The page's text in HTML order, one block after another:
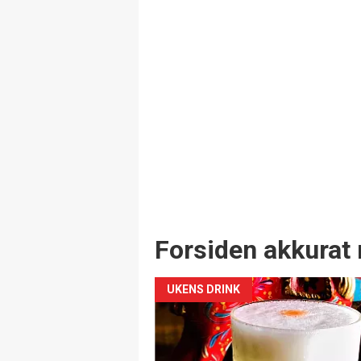
Forsiden akkurat
UKENS DRINK